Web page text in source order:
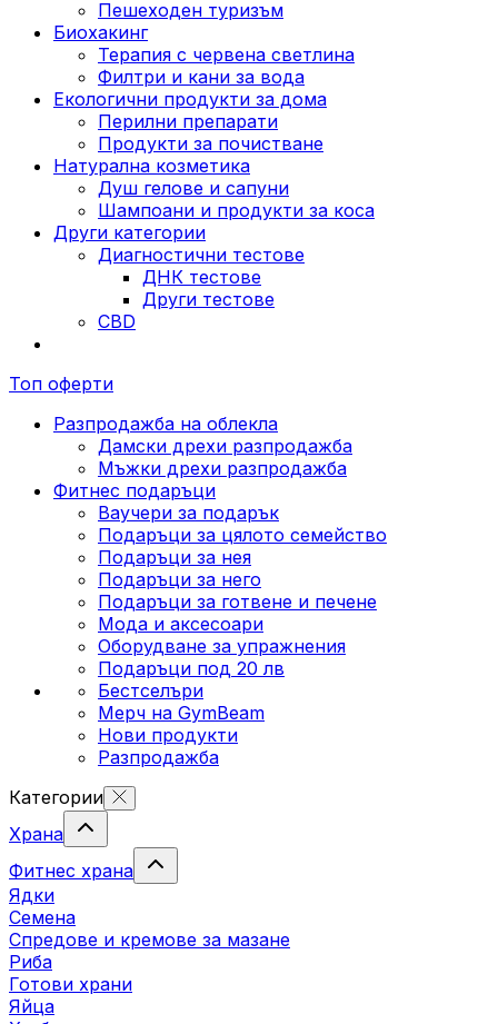
Пешеходен туризъм
Биохакинг
Терапия с червена светлина
Филтри и кани за вода
Екологични продукти за дома
Перилни препарати
Продукти за почистване
Натурална козметика
Душ гелове и сапуни
Шампоани и продукти за коса
Други категории
Диагностични тестове
ДНК тестове
Други тестове
CBD
Топ оферти
Разпродажба на облекла
Дамски дрехи разпродажба
Мъжки дрехи разпродажба
Фитнес подаръци
Ваучери за подарък
Подаръци за цялото семейство
Подаръци за нея
Подаръци за него
Подаръци за готвене и печене
Мода и аксесоари
Оборудване за упражнения
Подаръци под 20 лв
Бестселъри
Мерч на GymBeam
Нови продукти
Разпродажба
Категории
Храна
Фитнес храна
Ядки
Семена
Спредове и кремове за мазане
Риба
Готови храни
Яйца